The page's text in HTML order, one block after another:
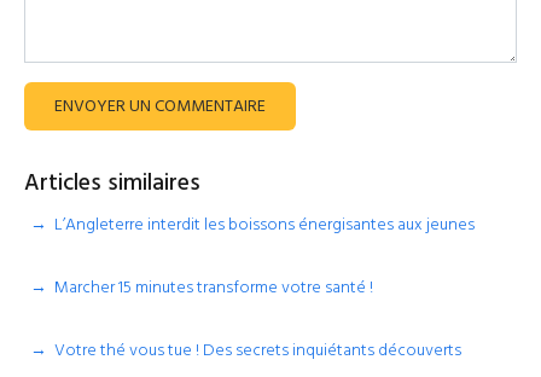
ENVOYER UN COMMENTAIRE
Articles similaires
L’Angleterre interdit les boissons énergisantes aux jeunes
Marcher 15 minutes transforme votre santé !
Votre thé vous tue ! Des secrets inquiétants découverts